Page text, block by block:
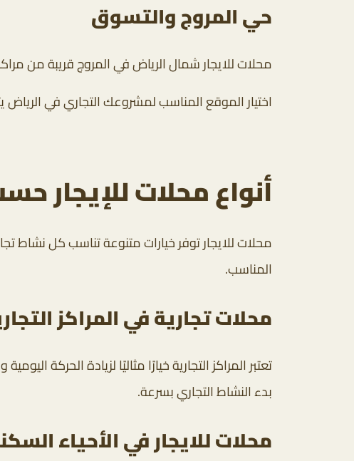
حي المروج والتسوق
محلات للايجار شمال الرياض في المروج قريبة من
اختيار الموقع المناسب لمشروعك التجاري في
أنواع محلات للإيجار
محلات للايجار توفر خيارات متنوعة تناسب كل نشاط
المناسب.
محلات تجارية في المراكز
تعتبر المراكز التجارية خيارًا مثاليًا لزيادة الحركة
بدء النشاط التجاري بسرعة.
محلات للايجار في الأحياء